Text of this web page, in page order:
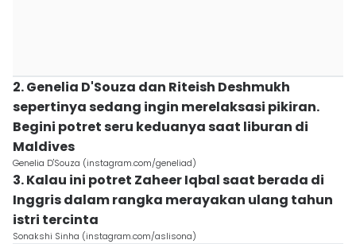
2. Genelia D'Souza dan Riteish Deshmukh
sepertinya sedang ingin merelaksasi pikiran.
Begini potret seru keduanya saat liburan di
Maldives
Genelia D'Souza (instagram.com/geneliad)
3. Kalau ini potret Zaheer Iqbal saat berada di
Inggris dalam rangka merayakan ulang tahun
istri tercinta
Sonakshi Sinha (instagram.com/aslisona)